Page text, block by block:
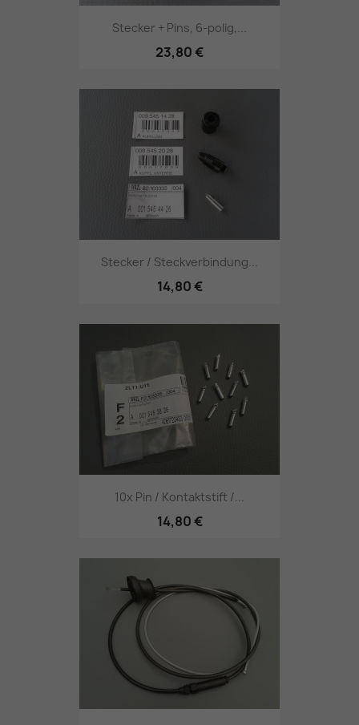
Stecker + Pins, 6-polig,...
23,80 €
Stecker / Steckverbindung...
14,80 €
10x Pin / Kontaktstift /...
14,80 €